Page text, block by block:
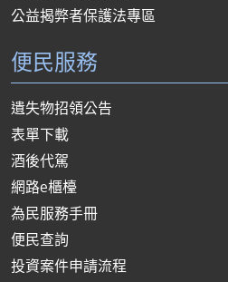
公益揭弊者保護法專區
便民服務
遺失物招領公告
表單下載
酒後代駕
網路e櫃檯
為民服務手冊
便民查詢
投資案件申請流程